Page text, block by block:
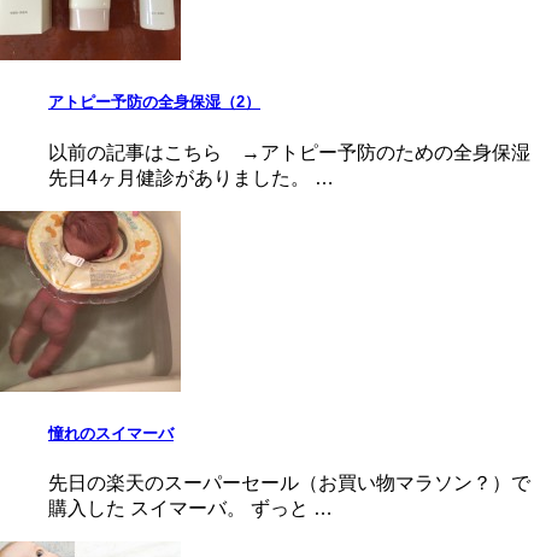
アトピー予防の全身保湿（2）
以前の記事はこちら →アトピー予防のための全身保湿
先日4ヶ月健診がありました。 …
憧れのスイマーバ
先日の楽天のスーパーセール（お買い物マラソン？）で
購入した スイマーバ。 ずっと …